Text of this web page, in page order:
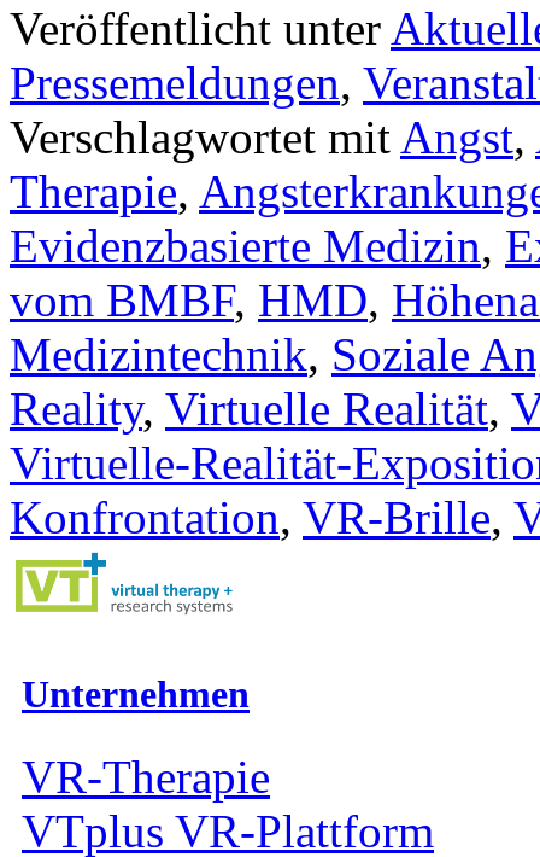
Veröffentlicht unter
Pressemeldungen,
Verschlagwortet mit Angst,
Therapie,
Evidenzbasierte Medizin,
vom BMBF, HMD,
Medizintechnik, Soziale
Reality, Virtuelle Realität,
Virtuelle-Realität-
Konfrontation, VR-Brille,
Unternehmen
VR-Therapie
VTplus VR-Plattform